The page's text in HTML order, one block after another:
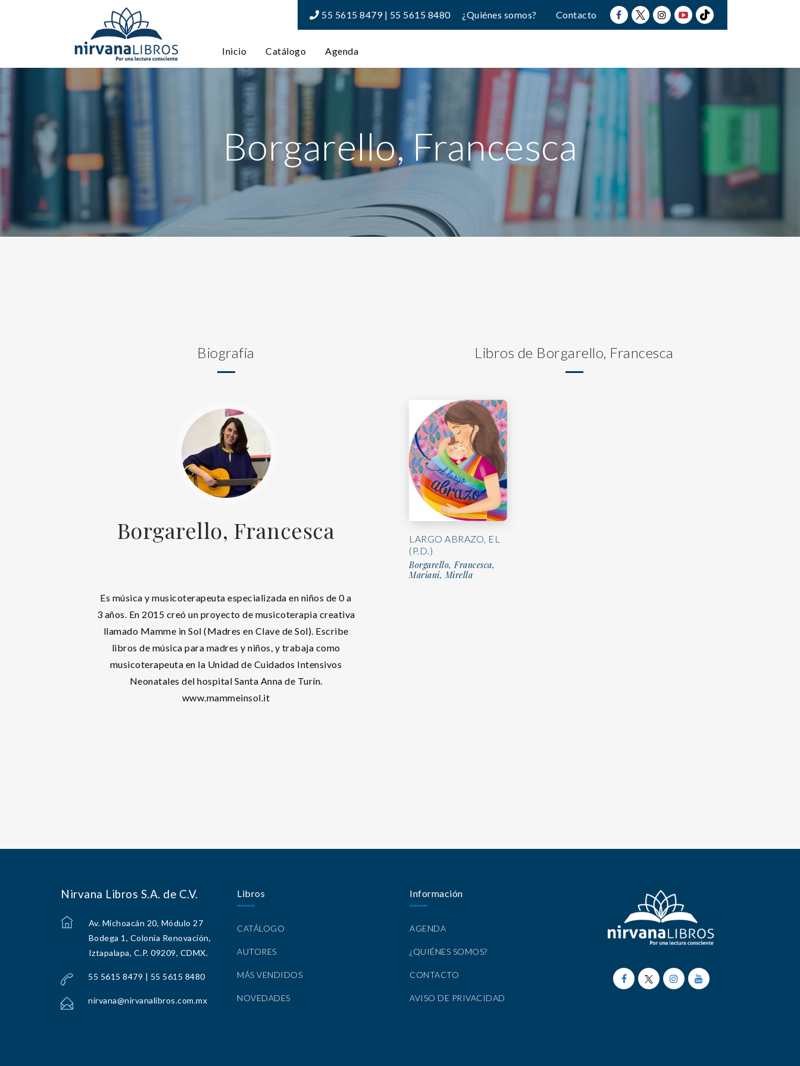
55 5615 8479 | 55 5615 8480 ¿Quiénes somos? Contacto
Inicio Catálogo Agenda
Borgarello, Francesca
Biografía
Borgarello, Francesca
Es música y musicoterapeuta especializada en niños de 0 a
3 años. En 2015 creó un proyecto de musicoterapia creativa
llamado Mamme in Sol (Madres en Clave de Sol). Escribe
libros de música para madres y niños, y trabaja como
musicoterapeuta en la Unidad de Cuidados Intensivos
Neonatales del hospital Santa Anna de Turín.
www.mammeinsol.it
Libros de Borgarello, Francesca
LARGO ABRAZO, EL
(P.D.)
Borgarello, Francesca,
Mariani, Mirella
Nirvana Libros S.A. de C.V.
Av. Michoacán 20, Módulo 27
Bodega 1, Colonia Renovación,
Iztapalapa, C.P. 09209, CDMX.
55 5615 8479 | 55 5615 8480
nirvana@nirvanalibros.com.mx
Libros
CATÁLOGO
AUTORES
MÁS VENDIDOS
NOVEDADES
Información
AGENDA
¿QUIÉNES SOMOS?
CONTACTO
AVISO DE PRIVACIDAD